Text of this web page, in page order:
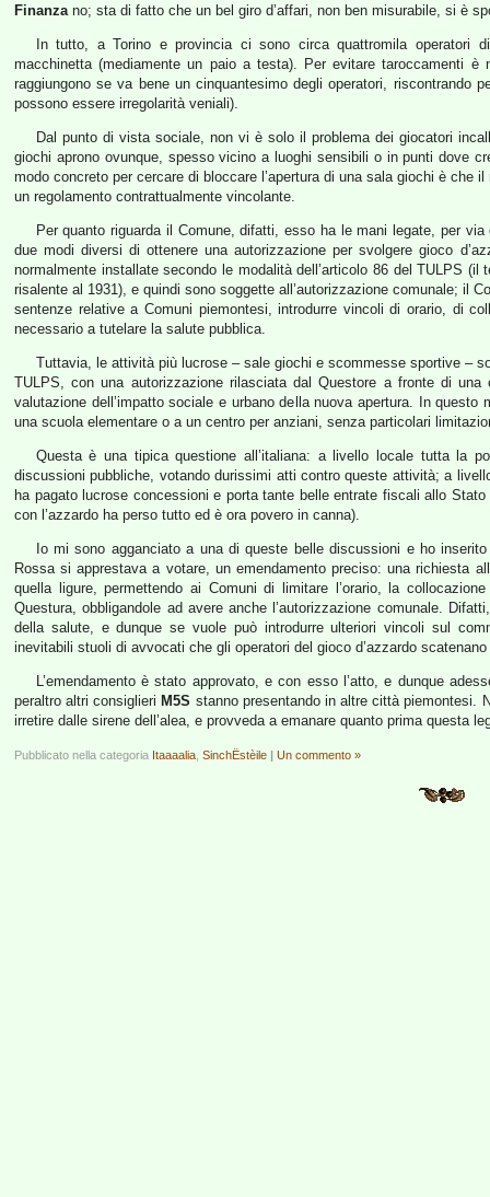
Finanzano; sta di fatto che un bel giro d’affari, non ben misurabile, si è
In tutto, a Torino e provincia ci sono circa quattromila
macchinetta (mediamente un paio a testa). Per evitare taroccamenti
raggiungono se va bene un cinquantesimo degli operatori, riscontrando
possono essere irregolarità veniali).
Dal punto di vista sociale, non vi è solo il problema dei giocatori
giochi aprono ovunque, spesso vicino a luoghi sensibili o in punti dove
modo concreto per cercare di bloccare l’apertura di una sala giochi è che
un regolamento contrattualmente vincolante.
Per quanto riguarda il Comune, difatti, esso ha le mani legate, per
due modi diversi di ottenere una autorizzazione per svolgere gioco
normalmente installate secondo le modalità dell’articolo 86 del TULPS
risalente al 1931), e quindi sono soggette all’autorizzazione comunale; il
sentenze relative a Comuni piemontesi, introdurre vincoli di orario, di
necessario a tutelare la salute pubblica.
Tuttavia, le attività più lucrose – sale giochi e scommesse sportive –
TULPS, con una autorizzazione rilasciata dal Questore a fronte di
valutazione dell’impatto sociale e urbano della nuova apertura. In
una scuola elementare o a un centro per anziani, senza particolari
Questa è una tipica questione all’italiana: a livello locale tutta la
discussioni pubbliche, votando durissimi atti contro queste attività; a
ha pagato lucrose concessioni e porta tante belle entrate fiscali allo
con l’azzardo ha perso tutto ed è ora povero in canna).
Io mi sono agganciato a una di queste belle discussioni e ho
Rossa si apprestava a votare, un emendamento preciso: una richiesta
quella ligure, permettendo ai Comuni di limitare l’orario, la
Questura, obbligandole ad avere anche l’autorizzazione comunale.
della salute, e dunque se vuole può introdurre ulteriori vincoli sul
inevitabili stuoli di avvocati che gli operatori del gioco d’azzardo
L’emendamento è stato approvato, e con esso l’atto, e dunque
peraltro altri consiglieri M5S stanno presentando in altre città piemontesi.
irretire dalle sirene dell’alea, e provveda a emanare quanto prima questa
Pubblicato nella categoria Itaaaalia SinchËstèile | Un commento »